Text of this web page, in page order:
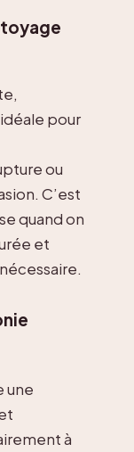
pour
ou
C’est
quand on
et
une
à